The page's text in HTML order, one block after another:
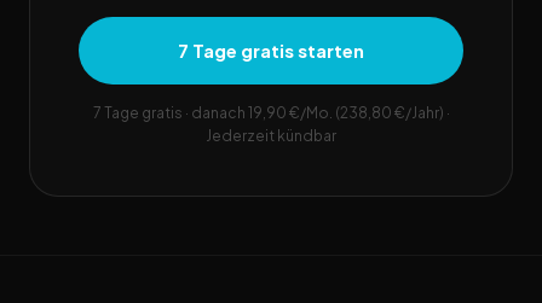
7 Tage gratis starten
7 Tage gratis · danach 19,90 €/Mo. (238,80 €/Jahr) ·
Jederzeit kündbar